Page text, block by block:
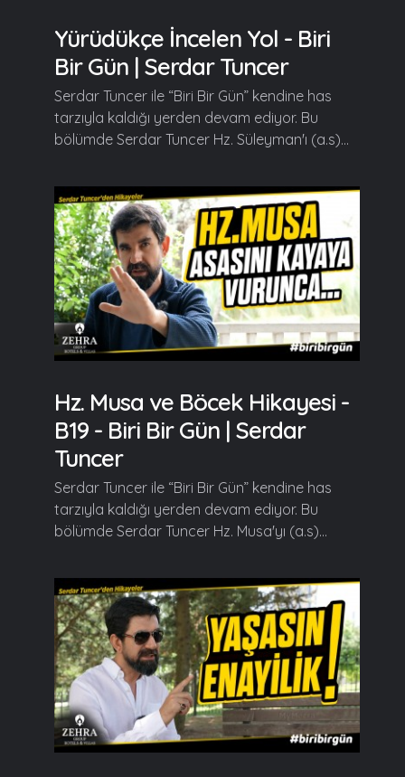
Yürüdükçe İncelen Yol - Biri
Bir Gün | Serdar Tuncer
Serdar Tuncer ile “Biri Bir Gün” kendine has
tarzıyla kaldığı yerden devam ediyor. Bu
bölümde Serdar Tuncer Hz. Süleyman'ı (a.s)...
Hz. Musa ve Böcek Hikayesi -
B19 - Biri Bir Gün | Serdar
Tuncer
Serdar Tuncer ile “Biri Bir Gün” kendine has
tarzıyla kaldığı yerden devam ediyor. Bu
bölümde Serdar Tuncer Hz. Musa'yı (a.s)...